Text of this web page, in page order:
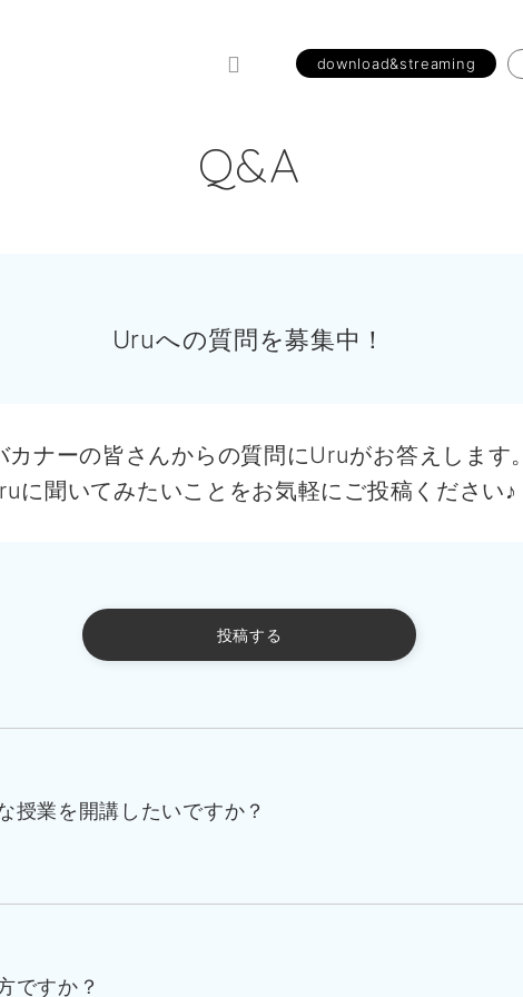
download&streaming
Q&A
Uruへの質問を募集中！
カナーの皆さんからの質問にUruがお答えします。
に聞いてみたいことをお気軽にご投稿ください♪
投稿する
授業を開講したいですか？
ですか？